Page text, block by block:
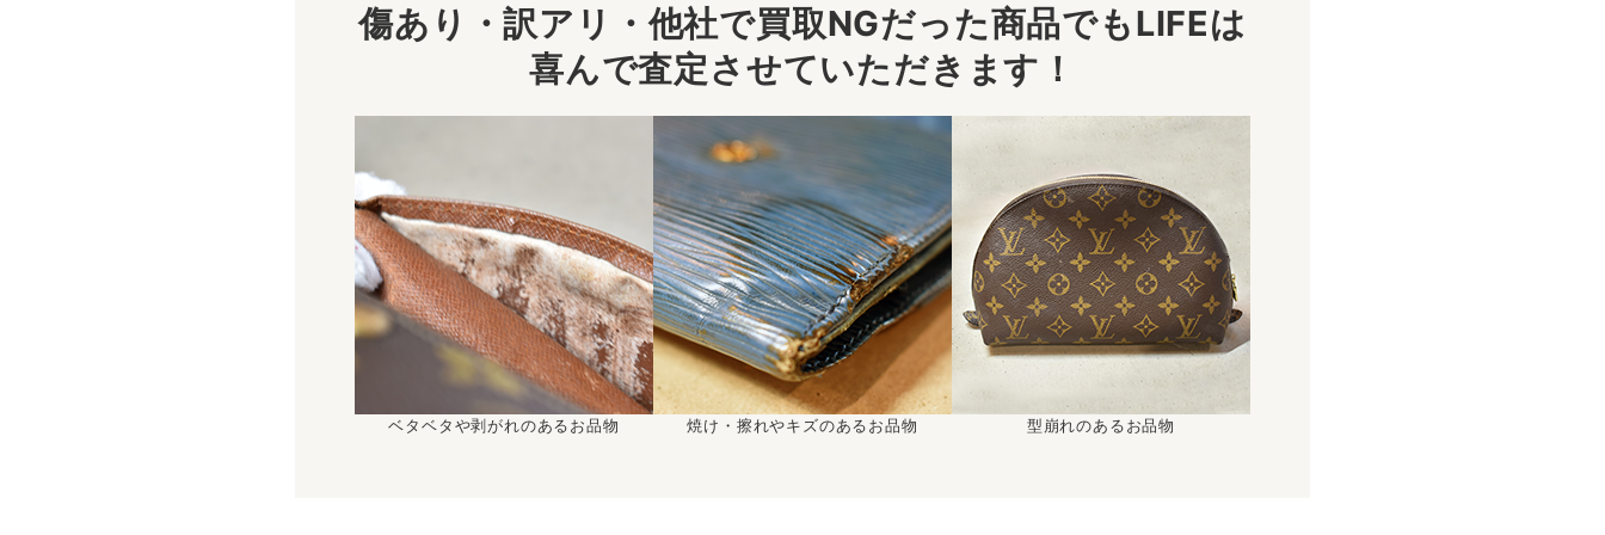
傷あり・訳アリ・他社で買取NGだった商品でもLIFEは
喜んで査定させていただきます！
ベタベタや剥がれのあるお品物 焼け・擦れやキズのあるお品物 型崩れのあるお品物